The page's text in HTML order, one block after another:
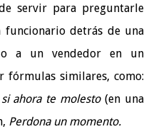
servir para preguntarle
detrás de una
a un vendedor en un
fórmulas similares, como:
ahora te molesto(en una
Perdona un momento.